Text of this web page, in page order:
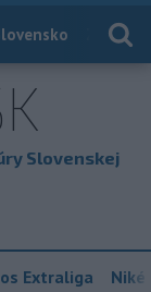
Slovenskej
Extraliga